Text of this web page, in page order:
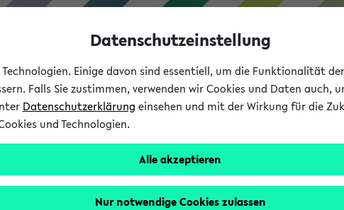
Studium
Datenschutzeinstellung
Einige davon sind essentiell, um die Funktionalität
Falls Sie zustimmen, verwenden wir Cookies und Daten
Datenschutzerklärung einsehen und mit der Wirkung für die
und Technologien.
Alle akzeptieren
Nur notwendige Cookies zulassen